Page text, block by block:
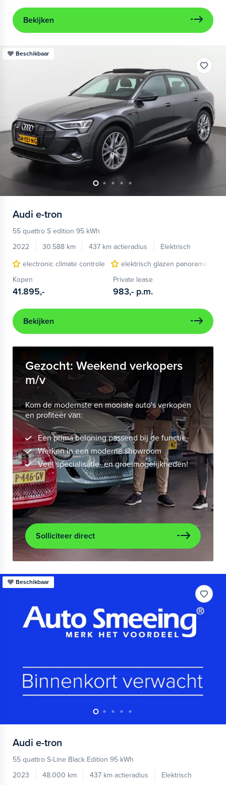
Bekijken
Beschikbaar
Audi e-tron
55 quattro S edition 95 kWh
2022
30.588 km 437 km actieradius
Elektrisch
electronic climate controle
elektrisch glazen panorama-dak
Kopen
41.895,-
Private lease
983,- p.m.
Bekijken
Gezocht: Weekend verkopers
m/v
Kom de modernste en mooiste auto's verkopen
en profiteer van:
Een prima beloning passend bij de functie
Werken in een moderne showroom
Veel specialisatie- en groeimogelijkheden!
Solliciteer direct
Beschikbaar
Audi e-tron
55 quattro S-Line Black Edition 95 kWh
2023
48.000 km 437 km actieradius
Elektrisch